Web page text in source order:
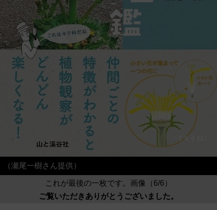
（瀬尾一樹さん提供）
これが最後の一枚です。画像（6/6）
ご覧いただきありがとうございました。